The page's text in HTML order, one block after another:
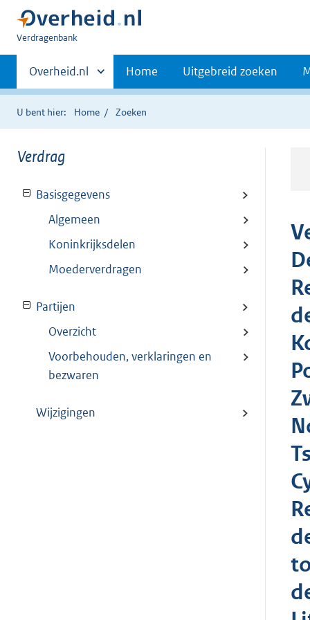
U
hier:
Verdragenbank
Primaire
navigatie
Andere
sites
binnen
Overheid.nl Home Uitgebreid zoeken
U bent hier: Home Zoeken
Verdrag
Basisgegevens
Algemeen
Koninkrijksdelen
Moederverdragen
Partijen
Overzicht
Voorbehouden, verklaringen en
bezwaren
Wijzigingen